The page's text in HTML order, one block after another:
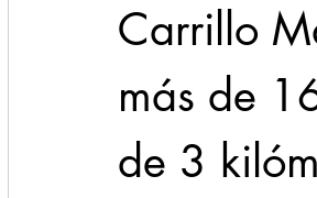
Carrillo
más de
de 3